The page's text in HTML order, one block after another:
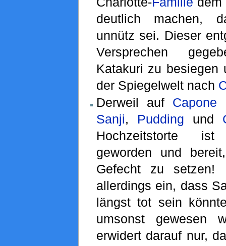
deutlich machen,
unnütz sei. Dieser
Versprechen
Katakuri zu besiegen
der Spiegelwelt nach
Derweil auf Capone
Sanji, Pudding und
Hochzeitstorte
geworden und
Gefecht zu setzen!
allerdings ein, dass
längst tot sein
umsonst gewesen
erwidert darauf nur,